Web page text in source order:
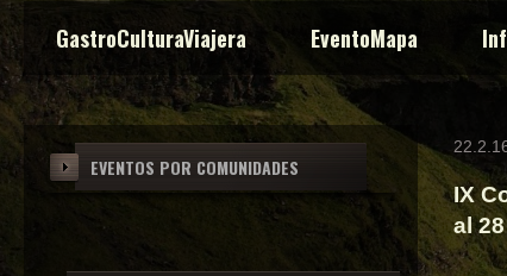
GastroCulturaViajera EventoMapa
IX
al
EVENTOS POR COMUNIDADES